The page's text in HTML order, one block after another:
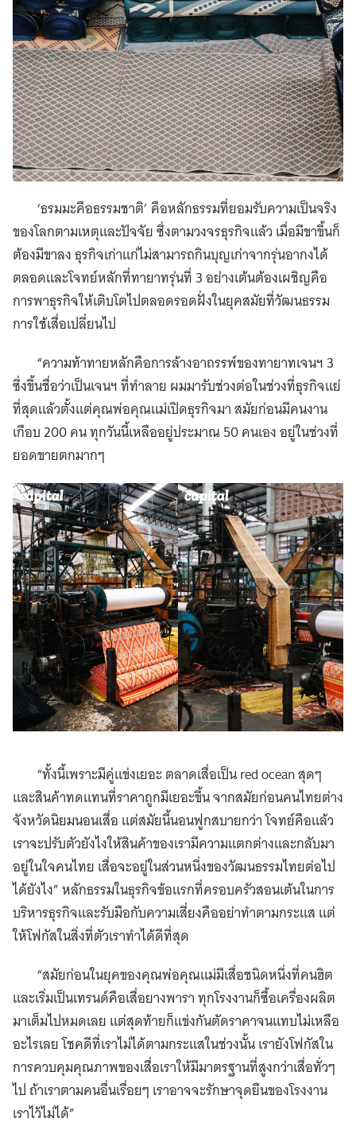
‘ธรมมะคือธรรมชาติ’ คือหลักธรรมที่ยอมรับความเป็นจริง
ของโลกตามเหตุและปัจจัย ซึ่งตามวงจรธุรกิจแล้ว เมื่อมีขาขึ้นก็
ต้องมีขาลง ธุรกิจเก่าแก่ไม่สามารถกินบุญเก่าจากรุ่นอากงได้
ตลอดและโจทย์หลักที่ทายาทรุ่นที่ 3 อย่างเต้นต้องเผชิญคือ
การพาธุรกิจให้เติบโตไปตลอดรอดฝั่งในยุคสมัยที่วัฒนธรรม
การใช้เสื่อเปลี่ยนไป
“ความท้าทายหลักคือการล้างอาถรรพ์ของทายาทเจนฯ 3
ซึ่งขึ้นชื่อว่าเป็นเจนฯ ที่ทำลาย ผมมารับช่วงต่อในช่วงที่ธุรกิจแย่
ที่สุดแล้วตั้งแต่คุณพ่อคุณแม่เปิดธุรกิจมา สมัยก่อนมีคนงาน
เกือบ 200 คน ทุกวันนี้เหลืออยู่ประมาณ 50 คนเอง อยู่ในช่วงที่
ยอดขายตกมากๆ
“ทั้งนี้เพราะมีคู่แข่งเยอะ ตลาดเสื่อเป็น red ocean สุดๆ
และสินค้าทดแทนที่ราคาถูกมีเยอะขึ้น จากสมัยก่อนคนไทยต่าง
จังหวัดนิยมนอนเสื่อ แต่สมัยนี้นอนฟูกสบายกว่า โจทย์คือแล้ว
เราจะปรับตัวยังไงให้สินค้าของเรามีความแตกต่างและกลับมา
อยู่ในใจคนไทย เสื่อจะอยู่ในส่วนหนึ่งของวัฒนธรรมไทยต่อไป
ได้ยังไง” หลักธรรมในธุรกิจข้อแรกที่ครอบครัวสอนเต้นในการ
บริหารธุรกิจและรับมือกับความเสี่ยงคืออย่าทำตามกระแส แต่
ให้โฟกัสในสิ่งที่ตัวเราทำได้ดีที่สุด
“สมัยก่อนในยุคของคุณพ่อคุณแม่มีเสื่อชนิดหนึ่งที่คนฮิต
และเริ่มเป็นเทรนด์คือเสื่อยางพารา ทุกโรงงานก็ซื้อเครื่องผลิต
มาเต็มไปหมดเลย แต่สุดท้ายก็แข่งกันตัดราคาจนแทบไม่เหลือ
อะไรเลย โชคดีที่เราไม่ได้ตามกระแสในช่วงนั้น เรายังโฟกัสใน
การควบคุมคุณภาพของเสื่อเราให้มีมาตรฐานที่สูงกว่าเสื่อทั่วๆ
ไป ถ้าเราตามคนอื่นเรื่อยๆ เราอาจจะรักษาจุดยืนของโรงงาน
เราไว้ไม่ได้”